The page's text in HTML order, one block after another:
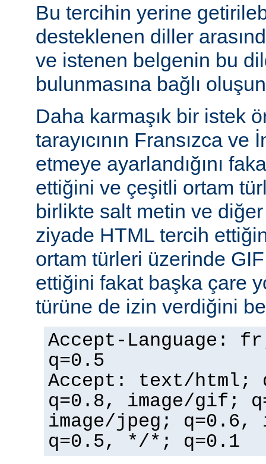
Bu tercihin yerine
desteklenen diller
ve istenen belgenin bu
bulunmasına bağlı
Daha karmaşık bir istek
tarayıcının Fransızca
etmeye ayarlandığını
ettiğini ve çeşitli ortam
birlikte salt metin ve
ziyade HTML tercih
ortam türleri üzerinde
ettiğini fakat başka çare
türüne de izin verdiğini
Accept-Language:
q=0.5
Accept: text/html;
q=0.8, image/gif;
image/jpeg; q=0.6,
q=0.5, */*; q=0.1